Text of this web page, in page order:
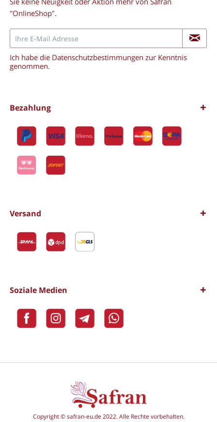
"OnlineShop".
Ich habe die Datenschutzbestimmungen zur Kenntnis
genommen.
Bezahlung
Versand
Soziale Medien
Copyright © safran-eu.de 2022. Alle Rechte vorbehalten.